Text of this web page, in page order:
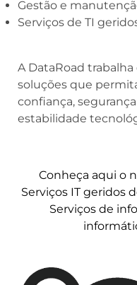
Gestão e
Serviços de TI
A DataRoad
soluções que
confiança,
estabilidade
Conheça aqui o
Serviços IT geridos
Serviços de